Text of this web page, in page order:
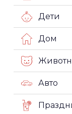
Дети
Дом
Авто